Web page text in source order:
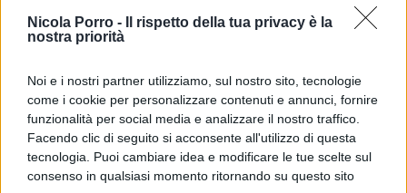
Nicola Porro -
Il rispetto della tua privacy è la
nostra priorità
Noi e i nostri partner utilizziamo, sul nostro sito, tecnologie
come i cookie per personalizzare contenuti e annunci, fornire
funzionalità per social media e analizzare il nostro traffico.
Facendo clic di seguito si acconsente all'utilizzo di questa
tecnologia. Puoi cambiare idea e modificare le tue scelte sul
consenso in qualsiasi momento ritornando su questo sito